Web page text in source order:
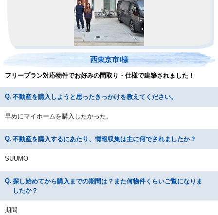
西東京市I様
フリープラン対応物件でお好みの間取り・仕様で建築されました！
不動産を購入しようと思ったきっかけを教えてください。
早めにマイホームを購入したかった。
不動産を購入するにあたり、情報収集は主に何でされましたか？
SUUMO
探し始めてから購入までの期間は？また何物件くらいご覧になりま
したか？
期間